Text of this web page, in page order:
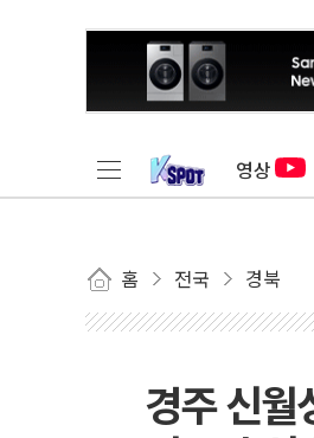
영상
홈 전국 경북
경주 신월